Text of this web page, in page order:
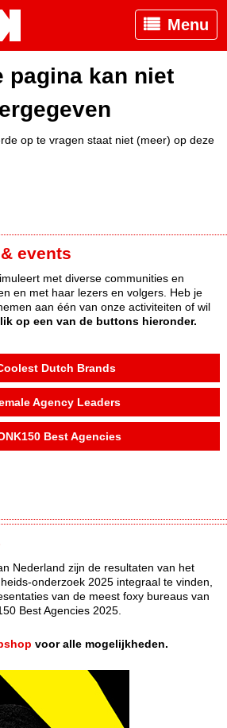
Menu
pagina kan niet
op te vragen staat niet (meer) op deze
events
met diverse communities en
en met haar lezers en volgers. Heb je
aan één van onze activiteiten of wil
op een van de buttons hieronder.
Dutch Brands
Agency Leaders
Best Agencies
Nederland zijn de resultaten van het
onderzoek 2025 integraal te vinden,
van de meest foxy bureaus van
Best Agencies 2025.
voor alle mogelijkheden.